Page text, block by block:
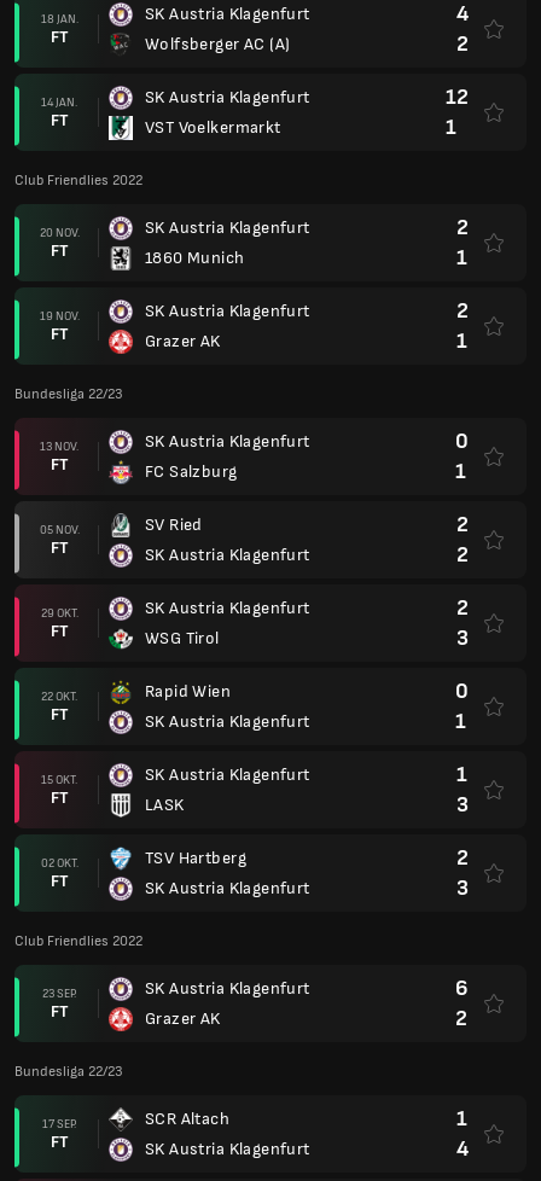
18 JAN.
FT
SK Austria Klagenfurt
Wolfsberger AC (A)
4
2
14 JAN.
FT
SK Austria Klagenfurt
VST Voelkermarkt
12
1
Club Friendlies 2022
20 NOV.
FT
SK Austria Klagenfurt
1860 Munich
2
1
19 NOV.
FT
SK Austria Klagenfurt
Grazer AK
2
1
Bundesliga 22/23
13 NOV.
FT
SK Austria Klagenfurt
FC Salzburg
0
1
05 NOV.
FT
SV Ried
SK Austria Klagenfurt
2
2
29 OKT.
FT
SK Austria Klagenfurt
WSG Tirol
2
3
22 OKT.
FT
Rapid Wien
SK Austria Klagenfurt
0
1
15 OKT.
FT
SK Austria Klagenfurt
LASK
1
3
02 OKT.
FT
TSV Hartberg
SK Austria Klagenfurt
2
3
Club Friendlies 2022
23 SEP.
FT
SK Austria Klagenfurt
Grazer AK
6
2
Bundesliga 22/23
17 SEP.
FT
SCR Altach
SK Austria Klagenfurt
1
4